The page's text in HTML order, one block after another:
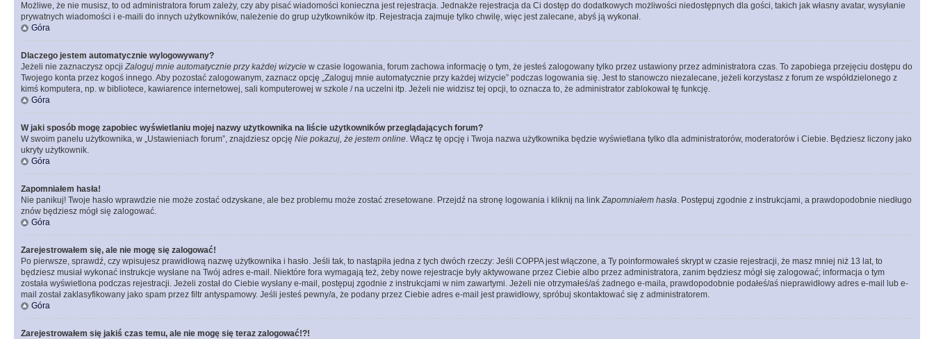
Możliwe, że nie musisz, to od administratora forum zależy, czy aby pisać wiadomości konieczna jest rejestracja. Jednakże rejestracja da Ci dostęp do dodatkowych możliwości niedostępnych dla gości, takich jak własny avatar, wysyłanie
prywatnych wiadomości i e-maili do innych użytkowników, należenie do grup użytkowników itp. Rejestracja zajmuje tylko chwilę, więc jest zalecane, abyś ją wykonał.
Góra
Dlaczego jestem automatycznie wylogowywany?
Jeżeli nie zaznaczysz opcjiZaloguj mnie automatycznie przy każdej wizycie w czasie logowania, forum zachowa informację o tym, że jesteś zalogowany tylko przez ustawiony przez administratora czas. To zapobiega przejęciu dostępu do
Twojego konta przez kogoś innego. Aby pozostać zalogowanym, zaznacz opcję „Zaloguj mnie automatycznie przy każdej wizycie” podczas logowania się. Jest to stanowczo niezalecane, jeżeli korzystasz z forum ze współdzielonego z
kimś komputera, np. w bibliotece, kawiarence internetowej, sali komputerowej w szkole / na uczelni itp. Jeżeli nie widzisz tej opcji, to oznacza to, że administrator zablokował tę funkcję.
Góra
W jaki sposób mogę zapobiec wyświetlaniu mojej nazwy użytkownika na liście użytkowników przeglądających forum?
W swoim panelu użytkownika, w „Ustawieniach forum”, znajdziesz opcję Nie pokazuj, że jestem online. Włącz tę opcję i Twoja nazwa użytkownika będzie wyświetlana tylko dla administratorów, moderatorów i Ciebie. Będziesz liczony jako
ukryty użytkownik.
Góra
Zapomniałem hasła!
Nie panikuj! Twoje hasło wprawdzie nie może zostać odzyskane, ale bez problemu może zostać zresetowane. Przejdź na stronę logowania i kliknij na linkZapomniałem hasła. Postępuj zgodnie z instrukcjami, a prawdopodobnie niedługo
znów będziesz mógł się zalogować.
Góra
Zarejestrowałem się, ale nie mogę się zalogować!
Po pierwsze, sprawdź, czy wpisujesz prawidłową nazwę użytkownika i hasło. Jeśli tak, to nastąpiła jedna z tych dwóch rzeczy: Jeśli COPPA jest włączone, a Ty poinformowałeś skrypt w czasie rejestracji, że masz mniej niż 13 lat, to
będziesz musiał wykonać instrukcje wysłane na Twój adres e-mail. Niektóre fora wymagają też, żeby nowe rejestracje były aktywowane przez Ciebie albo przez administratora, zanim będziesz mógł się zalogować; informacja o tym
została wyświetlona podczas rejestracji. Jeżeli został do Ciebie wysłany e-mail, postępuj zgodnie z instrukcjami w nim zawartymi. Jeżeli nie otrzymałeś/aś żadnego e-maila, prawdopodobnie podałeś/aś nieprawidłowy adres e-mail lub e-
mail został zaklasyfikowany jako spam przez filtr antyspamowy. Jeśli jesteś pewny/a, że podany przez Ciebie adres e-mail jest prawidłowy, spróbuj skontaktować się z administratorem.
Góra
Zarejestrowałem się jakiś czas temu, ale nie mogę się teraz zalogować!?!